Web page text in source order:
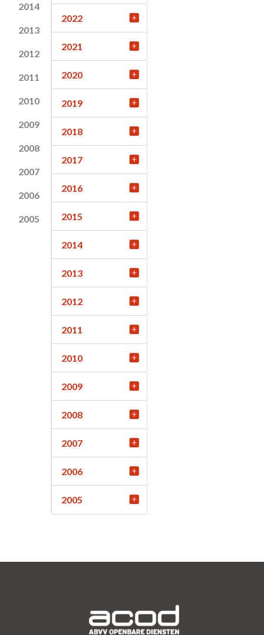
2014
2013
2012
2011
2010
2009
2008
2007
2006
2005
2022
2021
2020
2019
2018
2017
2016
2015
2014
2013
2012
2011
2010
2009
2008
2007
2006
2005